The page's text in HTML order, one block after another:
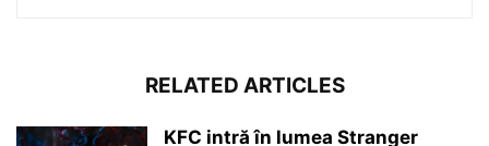
RELATED ARTICLES
KFC intră în lumea Stranger